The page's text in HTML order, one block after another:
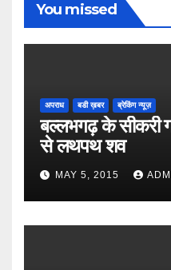
You missed
अपराध बडी ख़बर ब्रेकिंग न्यूज़
बल्लभगढ़ के सीकरी
से लथपथ शव
MAY 5, 2015